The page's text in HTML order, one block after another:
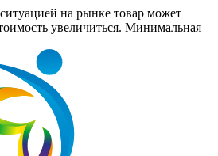
на рынке товар может
увеличиться. Минимальная